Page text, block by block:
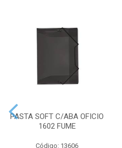
PASTA SOFT C/ABA OFICIO
1602 FUME
Código: 13606